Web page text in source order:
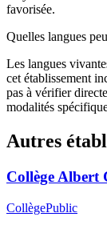
favorisée.
Quelles langues
Les langues
cet établissement
pas à vérifier
modalités
Autres
Collège Albert
CollègePublic